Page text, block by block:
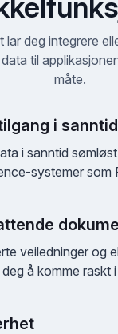
lar deg integrere
til
måte.
i sanntid
i sanntid
systemer som
veiledninger og
å komme raskt